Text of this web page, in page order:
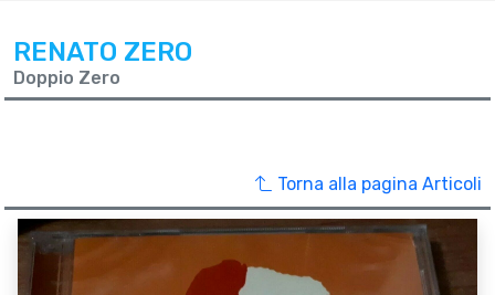
RENATO ZERO
Doppio Zero
Torna alla pagina Articoli